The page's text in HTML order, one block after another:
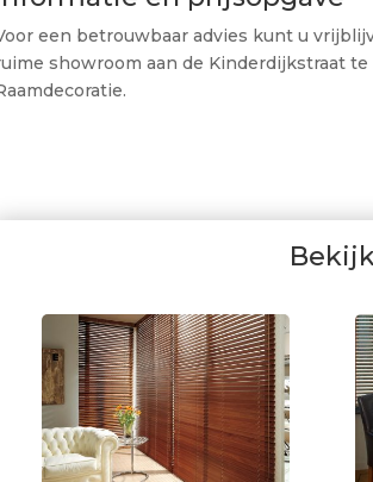
een betrouwbaar advies kunt u
showroom aan de Kinderdijkstraat